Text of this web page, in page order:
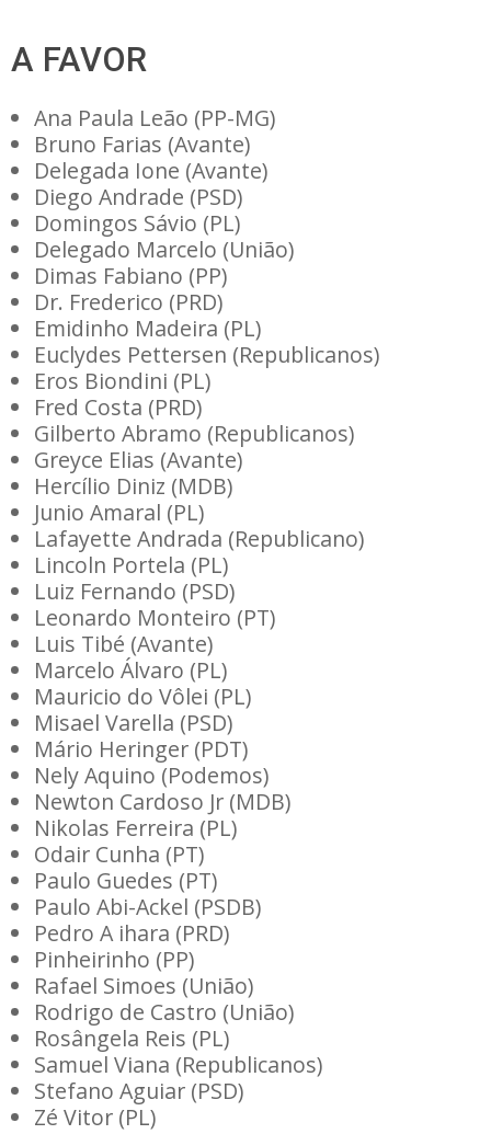
A FAVOR
Ana Paula Leão (PP-MG)
Bruno Farias (Avante)
Delegada Ione (Avante)
Diego Andrade (PSD)
Domingos Sávio (PL)
Delegado Marcelo (União)
Dimas Fabiano (PP)
Dr. Frederico (PRD)
Emidinho Madeira (PL)
Euclydes Pettersen (Republicanos)
Eros Biondini (PL)
Fred Costa (PRD)
Gilberto Abramo (Republicanos)
Greyce Elias (Avante)
Hercílio Diniz (MDB)
Junio Amaral (PL)
Lafayette Andrada (Republicano)
Lincoln Portela (PL)
Luiz Fernando (PSD)
Leonardo Monteiro (PT)
Luis Tibé (Avante)
Marcelo Álvaro (PL)
Mauricio do Vôlei (PL)
Misael Varella (PSD)
Mário Heringer (PDT)
Nely Aquino (Podemos)
Newton Cardoso Jr (MDB)
Nikolas Ferreira (PL)
Odair Cunha (PT)
Paulo Guedes (PT)
Paulo Abi-Ackel (PSDB)
Pedro A ihara (PRD)
Pinheirinho (PP)
Rafael Simoes (União)
Rodrigo de Castro (União)
Rosângela Reis (PL)
Samuel Viana (Republicanos)
Stefano Aguiar (PSD)
Zé Vitor (PL)